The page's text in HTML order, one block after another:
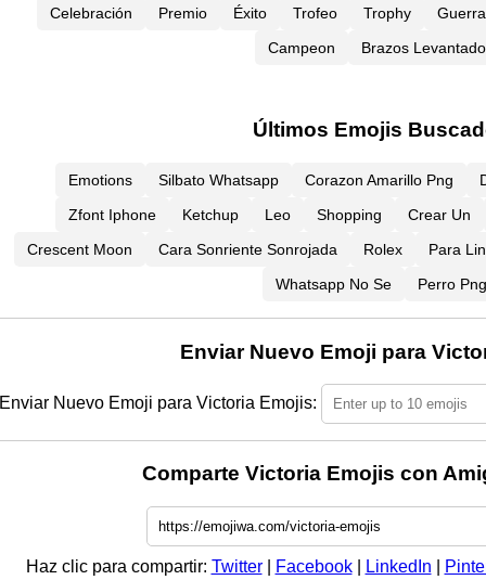
Celebración Premio Éxito Trofeo Trophy Guerra
Campeon
Brazos
Últimos Emojis
Emotions Silbato Whatsapp Corazon Amarillo Png
Zfont Iphone
Ketchup Leo Shopping Crear Un
Crescent Moon
Cara Sonriente Sonrojada Rolex Para
Whatsapp No Se
Perro Png
Enviar Nuevo Emoji para
Enviar Nuevo Emoji para Victoria Emojis:
Comparte Victoria Emojis con
Haz clic para compartir: Twitter| Facebook| LinkedIn